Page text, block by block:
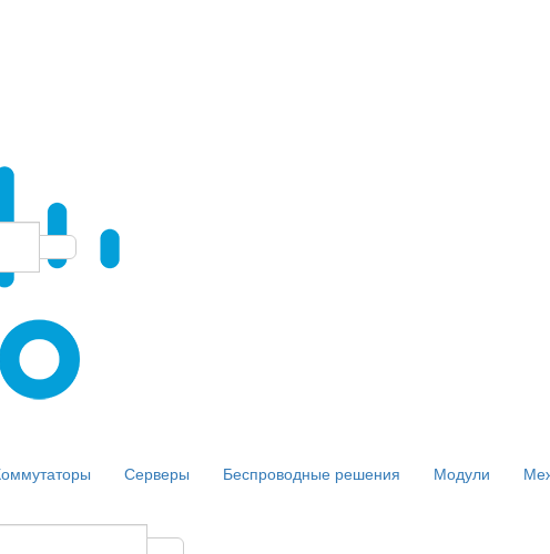
Серверы Беспроводные решения Модули